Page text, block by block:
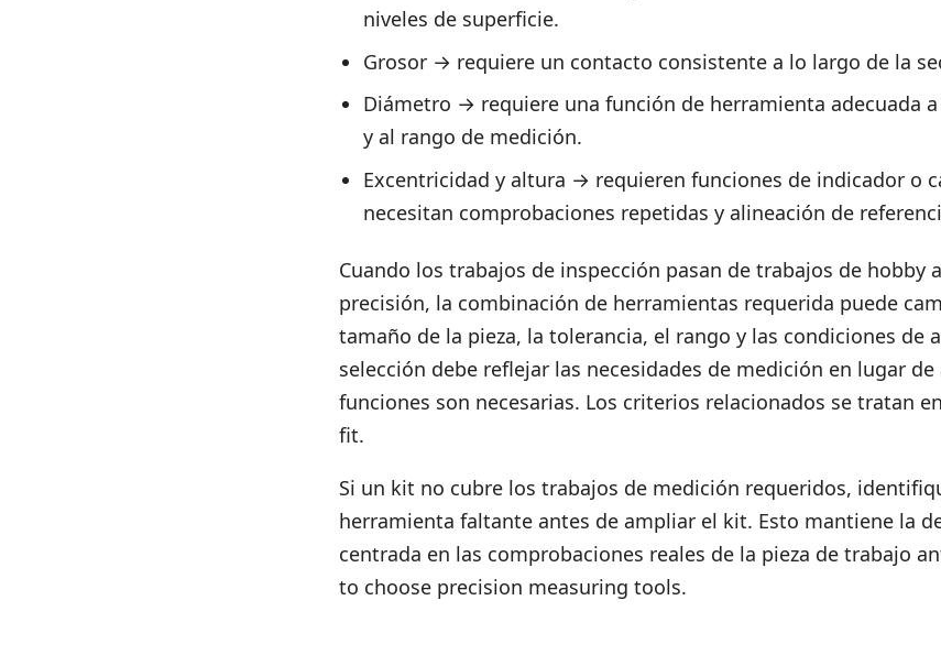
niveles de superficie.
Grosor → requiere un contacto consistente a lo largo de la
Diámetro → requiere una función de herramienta adecuada
y al rango de medición.
Excentricidad y altura → requieren funciones de indicador o
necesitan comprobaciones repetidas y alineación de
Cuando los trabajos de inspección pasan de trabajos de hobby
precisión, la combinación de herramientas requerida puede
tamaño de la pieza, la tolerancia, el rango y las condiciones de
selección debe reflejar las necesidades de medición en lugar
funciones son necesarias. Los criterios relacionados se tratan en
fit.
Si un kit no cubre los trabajos de medición requeridos,
herramienta faltante antes de ampliar el kit. Esto mantiene la
centrada en las comprobaciones reales de la pieza de trabajo
to choose precision measuring tools.